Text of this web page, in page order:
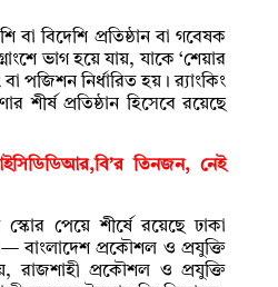
বিদেশি প্রতিষ্ঠান বা গবেষক
ভাগ হয়ে যায়, যাকে ‘শেয়ার
পজিশন নির্ধারিত হয়। র‌্যাংকিং
শীর্ষ প্রতিষ্ঠান হিসেবে রয়েছে
তিনজন, নেই
পেয়ে শীর্ষে রয়েছে ঢাকা
বাংলাদেশ প্রকৌশল ও প্রযুক্তি
রাজশাহী প্রকৌশল ও প্রযুক্তি